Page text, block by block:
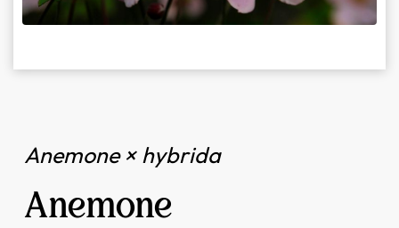
Anemone × hybrida
Anemone